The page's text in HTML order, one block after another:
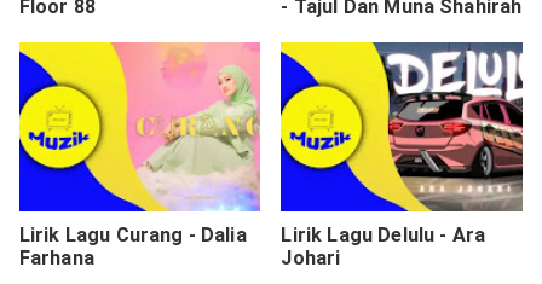
Floor 88
- Tajul Dan Muna Shahirah
Lirik Lagu Curang - Dalia
Farhana
Lirik Lagu Delulu - Ara
Johari